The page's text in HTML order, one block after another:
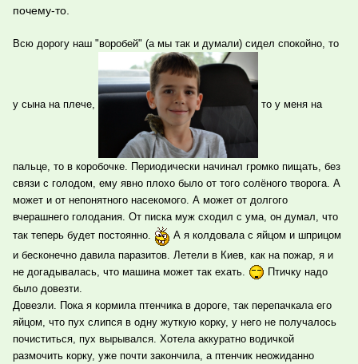
почему-то.
Всю дорогу наш "воробей" (а мы так и думали) сидел спокойно, то
у сына на плече, то у меня на
пальце, то в коробочке. Периодически начинал громко пищать, без
связи с голодом, ему явно плохо было от того солёного творога. А
может и от непонятного насекомого. А может от долгого
вчерашнего голодания. От писка муж сходил с ума, он думал, что
так теперь будет постоянно.
А я колдовала с яйцом и шприцом
и бесконечно давила паразитов. Летели в Киев, как на пожар, я и
не догадывалась, что машина может так ехать.
Птичку надо
было довезти.
Довезли. Пока я кормила птенчика в дороге, так перепачкала его
яйцом, что пух слипся в одну жуткую корку, у него не получалось
почиститься, пух вырывался. Хотела аккуратно водичкой
размочить корку, уже почти закончила, а птенчик неожиданно